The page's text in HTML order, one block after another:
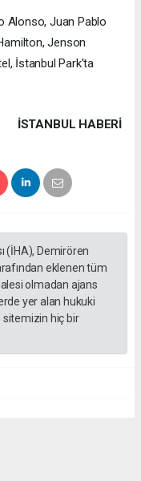
Alonso, Juan Pablo
Jenson
İstanbul Park'ta
İSTANBUL HABERİ
(İHA), Demirören
eklenen tüm
olmadan ajans
yer alan hukuki
hiç bir